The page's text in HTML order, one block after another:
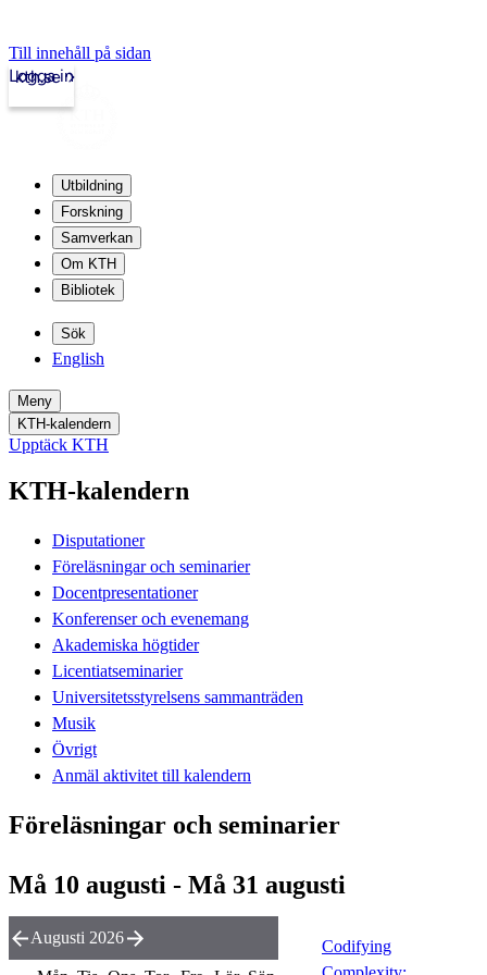
Till innehåll på sidan
kth.se
Logga in
Utbildning
Forskning
Samverkan
Om KTH
Bibliotek
Sök
English
Meny
KTH-kalendern
Upptäck KTH
KTH-kalendern
Disputationer
Föreläsningar och seminarier
Docentpresentationer
Konferenser och evenemang
Akademiska högtider
Licentiatseminarier
Universitetsstyrelsens sammanträden
Musik
Övrigt
Anmäl aktivitet till kalendern
Föreläsningar och seminarier
Må 10 augusti - Må 31 augusti
Codifying
Augusti 2026